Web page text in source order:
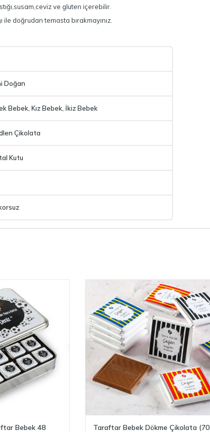
ve gluten içerebilir.
doğrudan temasta bırakmayınız.
Doğan
Bebek, Kız Bebek, İkiz Bebek
Çikolata
Kutu
Bebek 48
Taraftar Bebek Dökme Çikolata (70